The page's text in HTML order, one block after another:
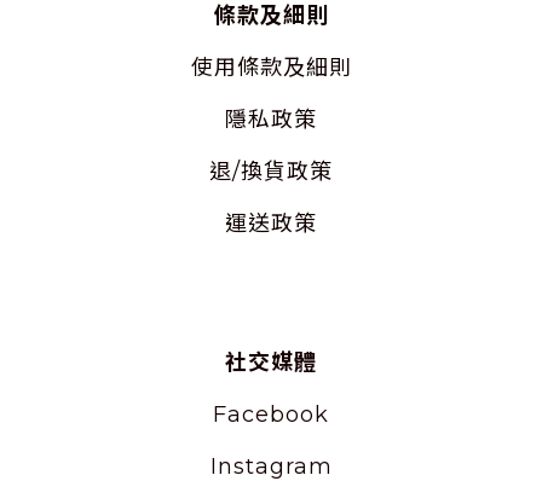
條款及細則
使用條款及細則
隱私政策
退/換貨政策
運送政策
社交媒體
Facebook
Instagram